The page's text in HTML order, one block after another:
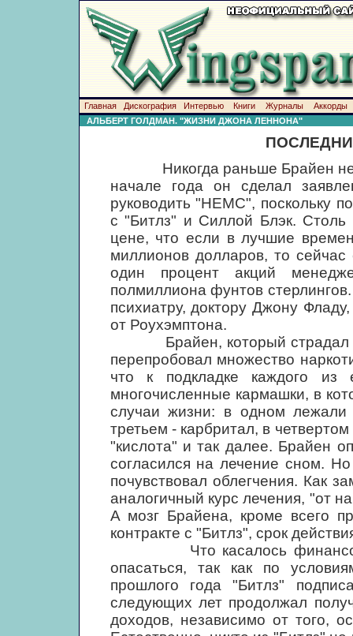
Главная Дискография Интервью Книги Журналы
Аккорды
АЛЬБЕРТ ГОЛДМАН. "ЖИЗНИ ДЖОНА ЛЕННОНА"
Никогда раньше Брайен не
начале года он сделал
руководить "НЕМС", поскольку
с "Битлз" и Силлой Блэк. Столь
цене, что если в лучшие
миллионов долларов, то сейчас
один процент акций
полмиллиона фунтов
психиатру, доктору Джону
от Роухэмптона.
Брайен, который страдал от
перепробовал множество
что к подкладке каждого
многочисленные кармашки, в
случаи жизни: в одном лежали
третьем - карбритал, в
"кислота" и так далее. Брайен
согласился на лечение сном.
почувствовал облегчения. Как
аналогичный курс лечения, "от
А мозг Брайена, кроме всего
контракте с "Битлз", срок
Что касалось финансовой
опасаться, так как по
прошлого года "Битлз"
следующих лет продолжал
доходов, независимо от того,